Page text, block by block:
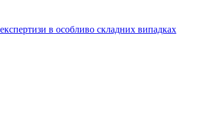
експертизи в особливо складних випадках